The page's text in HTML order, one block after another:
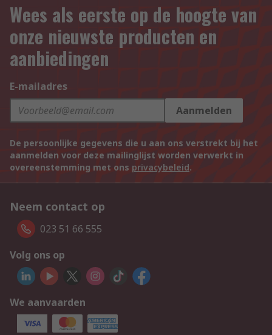
Wees als eerste op de hoogte van
onze nieuwste producten en
aanbiedingen
E-mailadres
Aanmelden
De persoonlijke gegevens die u aan ons verstrekt bij het
aanmelden voor deze mailinglijst worden verwerkt in
overeenstemming met ons privacybeleid.
Neem contact op
023 51 66 555
Volg ons op
We aanvaarden